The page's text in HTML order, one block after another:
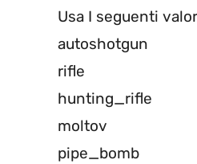
Usa I seguenti
autoshotgun
rifle
hunting_rifle
moltov
pipe_bomb